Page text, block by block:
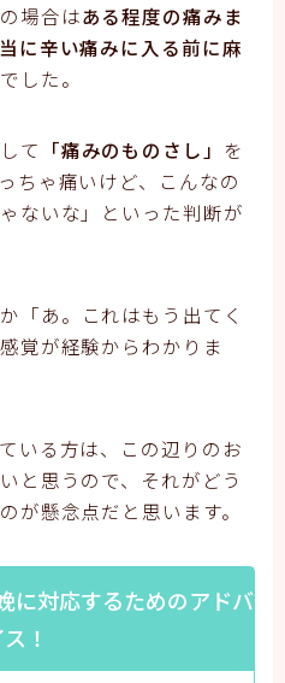
場合はある程度の痛みま
に辛い痛みに入る前に麻
した。
て 「痛みのものさし」 を
ちゃ痛いけど、こんなの
ないな」といった判断が
「あ。これはもう出てく
覚が経験からわかりま
いる方は、この辺りのお
と思うので、それがどう
が懸念点だと思います。
に対応するためのアドバ
！